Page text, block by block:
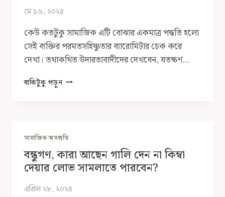
মে ১৬, ২০২৪
কেউ কতটুকু সামাজিক এটি বোঝার একমাত্র পদ্ধতি হলো
সেই ব্যক্তির পরমতসহিষ্ণুতার ব্যারোমিটার চেক করে
দেখা। তথাকথিত উদারতাবাদীদের দেখবেন, যতক্ষণ…
বাকিটুকু পড়ুনআপনি
সামাজিক অসঙ্গতি
বন্ধুগণ, কারা আছেন গালি দেন না কিম্বা
দেয়ার লোভ সামলাতে পারবেন?
এপ্রিল ২৮, ২০২৪